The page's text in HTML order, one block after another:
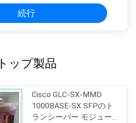
続行
トップ製品
Cisco GLC-SX-MMD
1000BASE-SX SFPのト
ランシーバー モジュー